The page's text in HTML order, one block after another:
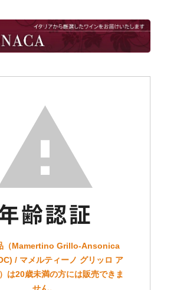
（Mamertino Grillo-Ansonica
/ マメルティーノ グリッロ ア
は20歳未満の方には販売できま